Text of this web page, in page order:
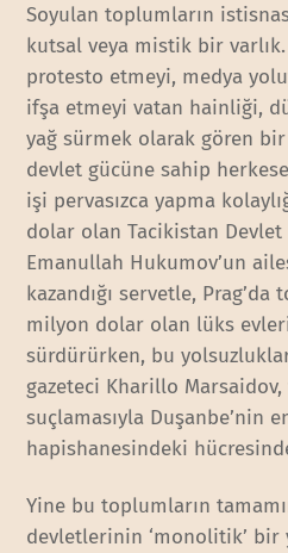
Soyulan toplumların
kutsal veya mistik bir
protesto etmeyi, medya
ifşa etmeyi vatan hainliği,
yağ sürmek olarak gören
devlet gücüne sahip
işi pervasızca yapma
dolar olan Tacikistan
Emanullah Hukumov’un
kazandığı servetle, Prag’da
milyon dolar olan lüks
sürdürürken, bu
gazeteci Kharillo
suçlamasıyla Duşanbe’nin
hapishanesindeki
Yine bu toplumların
devletlerinin ‘monolitik’ bir